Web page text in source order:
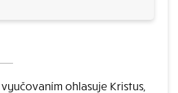
ohlasuje Kristus,